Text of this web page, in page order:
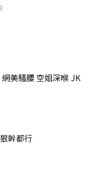
美騷腰 空姐深喉 JK
幹都行